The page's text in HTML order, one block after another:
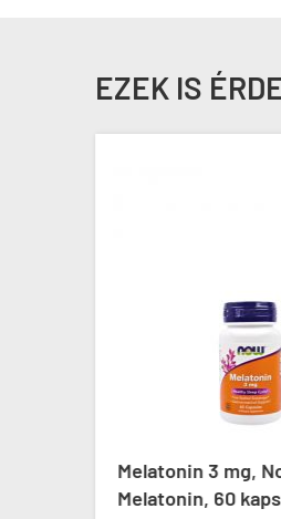
EZEK IS
Melatonin 3 mg,
Melatonin, 60